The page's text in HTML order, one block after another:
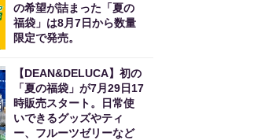
の希望が詰まった「夏の
福袋」は8月7日から数量
限定で発売。
【DEAN&DELUCA】初の
「夏の福袋」が7月29日17
時販売スタート。日常使
いできるグッズやティ
ー、フルーツゼリーなど